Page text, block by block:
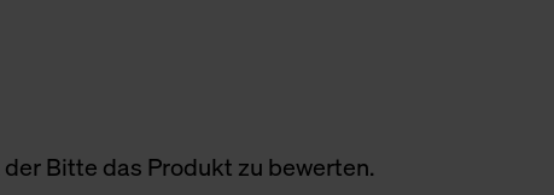
Bitte das Produkt zu bewerten.